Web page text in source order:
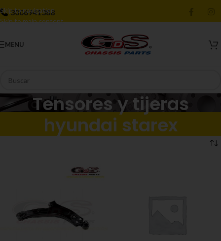
Skip to navigation
Skip to main content
3006941388
MENU
Tensores y tijeras
hyundai starex